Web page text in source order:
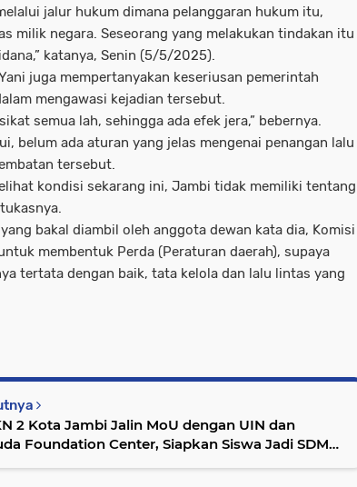
jalur hukum dimana pelanggaran hukum itu,
milik negara. Seseorang yang melakukan tindakan itu
katanya, Senin (5/5/2025).
juga mempertanyakan keseriusan pemerintah
mengawasi kejadian tersebut.
semua lah, sehingga ada efek jera,” bebernya.
belum ada aturan yang jelas mengenai penangan lalu
tersebut.
kondisi sekarang ini, Jambi tidak memiliki tentang
bakal diambil oleh anggota dewan kata dia, Komisi
membentuk Perda (Peraturan daerah), supaya
tertata dengan baik, tata kelola dan lalu lintas yang
2 Kota Jambi Jalin MoU dengan UIN dan
Foundation Center, Siapkan Siswa Jadi SDM